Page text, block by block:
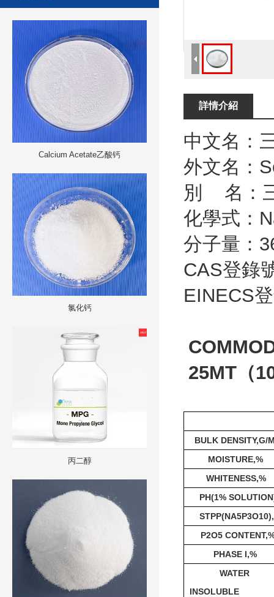
Calcium Acetate乙酸钙
氯化钙
丙二醇
詳情介紹
中文名：
外文名：
別
名：
化學式：
分子量：
CAS登錄
EINECS
25MT （
BULK DENSITY,G/
MOISTURE,%
WHITENESS,%
PH(1%
P2O5
PHASE I,%
WATER
INSOLUBLE